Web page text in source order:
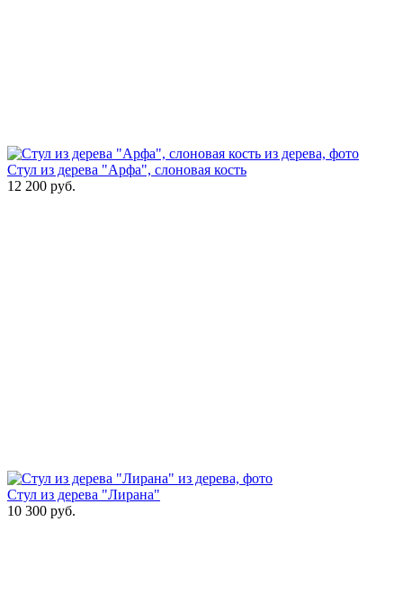
Стул из дерева "Арфа", слоновая кость
12 200 руб.
Стул из дерева "Лирана"
10 300 руб.